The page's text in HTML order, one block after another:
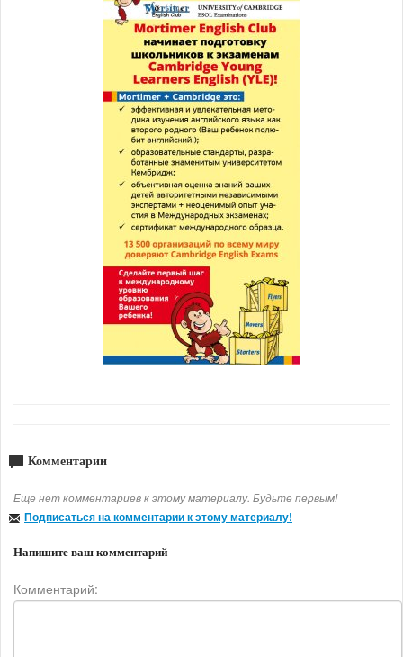
Комментарии
Еще нет комментариев к этому материалу. Будьте первым!
Подписаться на комментарии к этому материалу!
Напишите ваш комментарий
Комментарий: